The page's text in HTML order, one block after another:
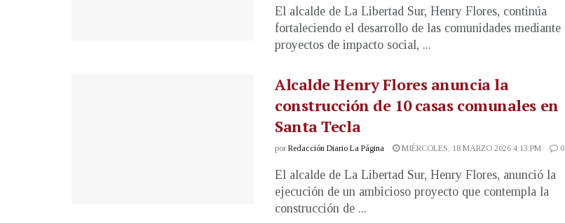
El alcalde de La Libertad Sur, Henry Flores, continúa
fortaleciendo el desarrollo de las comunidades mediante
proyectos de impacto social, ...
Alcalde Henry Flores anuncia la
construcción de 10 casas comunales en
Santa Tecla
por Redacción Diario La Página MIÉRCOLES, 18 MARZO 2026 4:13 PM 0
El alcalde de La Libertad Sur, Henry Flores, anunció la
ejecución de un ambicioso proyecto que contempla la
construcción de ...